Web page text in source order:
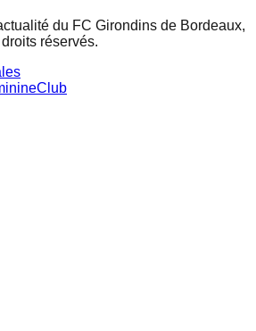
du FC Girondins de Bordeaux,
réservés.
Club